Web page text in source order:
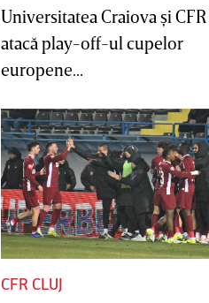
Universitatea Craiova şi
atacă play-off-ul cupelor
europene...
CFR CLUJ